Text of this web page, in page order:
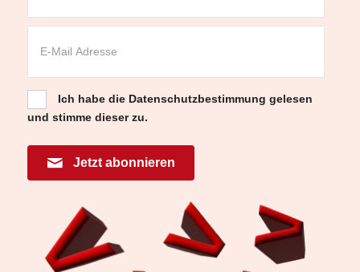
Ich habe die Datenschutzbestimmung gelesen
und stimme dieser zu.
Jetzt abonnieren